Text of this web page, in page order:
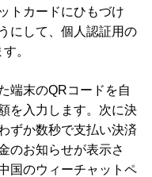
トカードにひもづけ
にして、個人認証用の
。
端末のQRコードを自
を入力します。次に決
ずか数秒で支払い決済
のお知らせが表示さ
国のウィーチャットペ